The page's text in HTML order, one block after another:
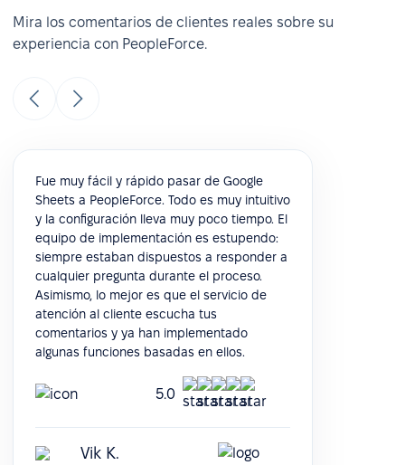
Mira los comentarios de clientes reales sobre su
experiencia con PeopleForce.
Fue muy fácil y rápido pasar de Google
Sheets a PeopleForce. Todo es muy intuitivo
y la configuración lleva muy poco tiempo. El
equipo de implementación es estupendo:
siempre estaban dispuestos a responder a
cualquier pregunta durante el proceso.
Asimismo, lo mejor es que el servicio de
atención al cliente escucha tus
comentarios y ya han implementado
algunas funciones basadas en ellos.
5.0
Vik K.